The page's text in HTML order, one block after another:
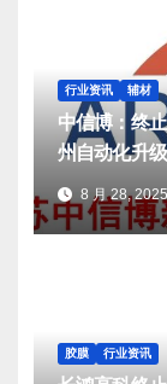
行业资讯 辅材
中信博：终
州自动化升级
8 月 28,
胶膜 行业资讯